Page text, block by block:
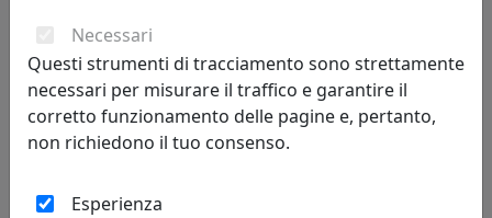
Arti e Mestieri
110,20 €
Necessari
Questi strumenti di tracciamento sono strettamente
necessari per misurare il traffico e garantire il
corretto funzionamento delle pagine e, pertanto,
non richiedono il tuo consenso.
Esperienza